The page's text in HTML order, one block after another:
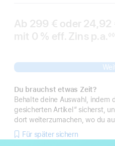
Ab 299 € oder 24,92
mit 0 % eff. Zins p.a.
Fußnote
◊◊
Du brauchst etwas Zeit?
Behalte deine Auswahl, indem
gesicherten Artikel“ sicherst,
dort weiterzumachen, wo du
Für später sichern